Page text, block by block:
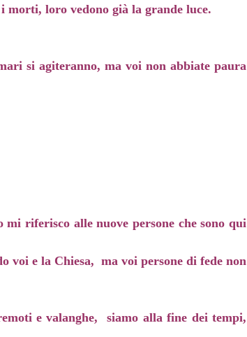
morti, loro vedono già la grande luce.
si agiteranno, ma voi non abbiate paura
riferisco alle nuove persone che sono qui
voi e la Chiesa, ma voi persone di fede non
e valanghe, siamo alla fine dei tempi,